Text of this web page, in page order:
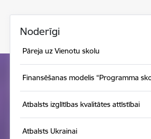
Noderīgi
Pāreja uz Vienotu skolu
Finansēšanas modelis “Programma
Atbalsts izglītības kvalitātes attīstībai
Atbalsts Ukrainai